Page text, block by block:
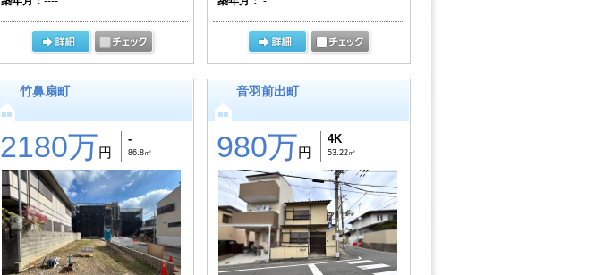
竹鼻扇町
2180万円
-
86.8㎡
音羽前出町
980万円
4K
53.22㎡